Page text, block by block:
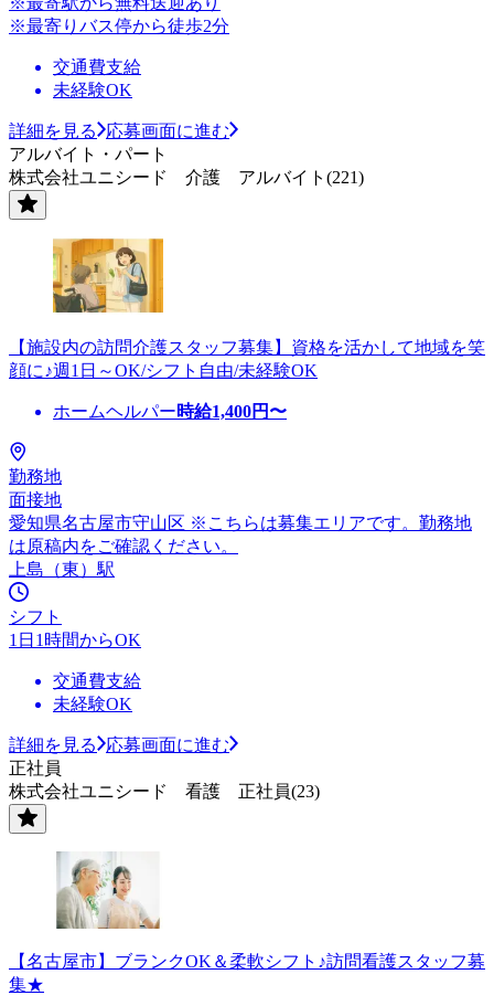
※最寄りバス停から徒歩2分
交通費支給
未経験OK
詳細を見る
応募画面に進む
アルバイト・パート
株式会社ユニシード 介護 アルバイト(221)
【施設内の訪問介護スタッフ募集】資格を活かして地域を笑
顔に♪週1日～OK/シフト自由/未経験OK
ホームヘルパー時給1,400円〜
勤務地
面接地
愛知県名古屋市守山区 ※こちらは募集エリアです。勤務地
は原稿内をご確認ください。
上島（東）駅
シフト
1日1時間からOK
交通費支給
未経験OK
詳細を見る
応募画面に進む
正社員
株式会社ユニシード 看護 正社員(23)
【名古屋市】ブランクOK＆柔軟シフト♪訪問看護スタッフ募
集★